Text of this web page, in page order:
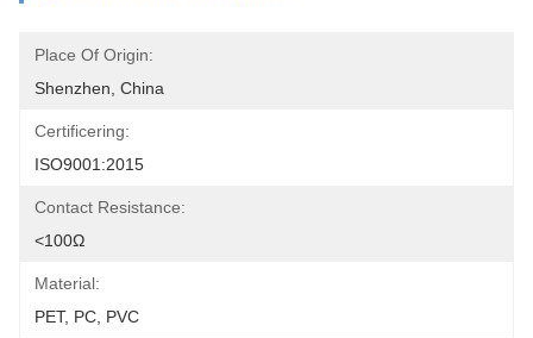
Place Of Origin:
Shenzhen, China
Certificering:
ISO9001:2015
Contact Resistance:
<100Ω
Material:
PET, PC, PVC